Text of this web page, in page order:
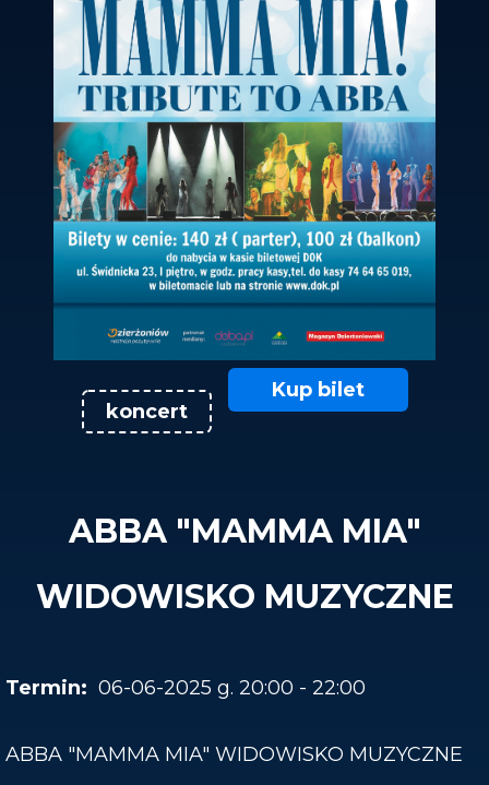
koncert
Kup bilet
ABBA "MAMMA MIA"
WIDOWISKO MUZYCZNE
06-06-2025 g. 20:00 - 22:00
ABBA "MAMMA MIA" WIDOWISKO MUZYCZNE